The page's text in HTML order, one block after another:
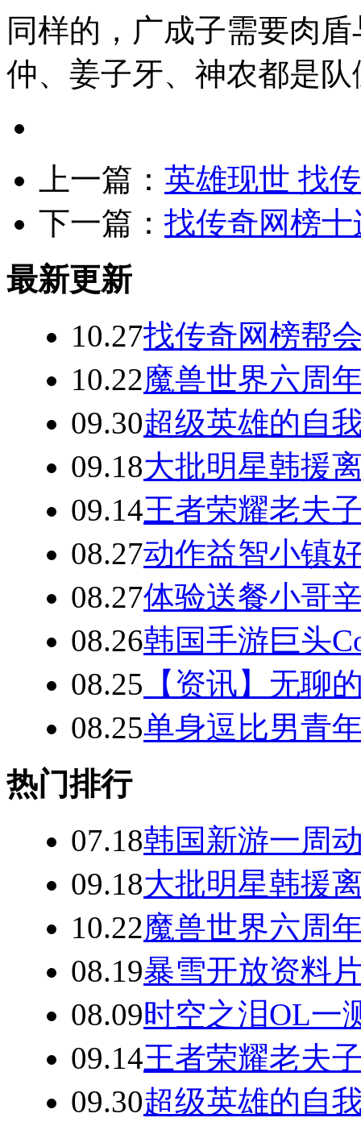
同样的，广成子需要肉
仲、姜子牙、神农都是
上一篇： 英雄现世 找
下一篇： 找传奇网榜
最新更新
10.27找传奇网榜帮
10.22魔兽世界六周
09.30超级英雄的自
09.18大批明星韩援
09.14王者荣耀老夫
08.27动作益智小镇
08.27体验送餐小哥
08.26韩国手游巨头
08.25 【资讯】无聊
08.25单身逗比男青
热门排行
07.18韩国新游一周
09.18大批明星韩援
10.22魔兽世界六周
08.19暴雪开放资料
08.09时空之泪OL一
09.14王者荣耀老夫
09.30超级英雄的自